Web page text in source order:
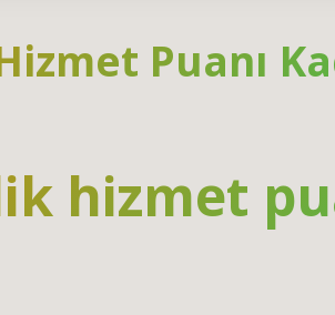
Puanı
hizmet